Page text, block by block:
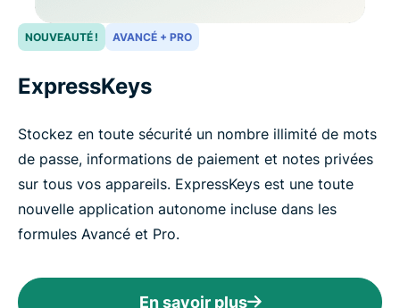
NOUVEAUTÉ ! AVANCÉ + PRO
ExpressKeys
Stockez en toute sécurité un nombre illimité de mots
de passe, informations de paiement et notes privées
sur tous vos appareils. ExpressKeys est une toute
nouvelle application autonome incluse dans les
formules Avancé et Pro.
En savoir plus